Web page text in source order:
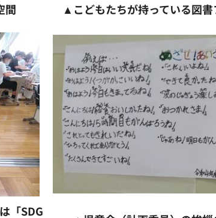
間 ▲こどもたちが持っている図書
「SDG